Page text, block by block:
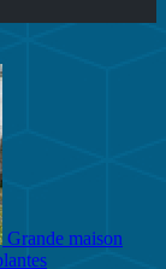
Grande maison